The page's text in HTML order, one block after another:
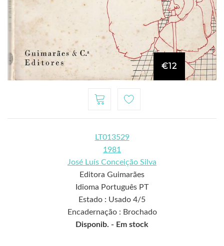
€12
LT013529
1981
José Luís Conceição Silva
Editora Guimarães
Idioma Português PT
Estado : Usado 4/5
Encadernação : Brochado
Disponib. - Em stock